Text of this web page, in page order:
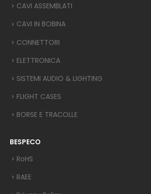
CAVI ASSEMBLATI
CAVI IN BOBINA
CONNETTORI
ELETTRONICA
SISTEMI AUDIO & LIGHTING
FLIGHT CASES
BORSE E TRACOLLE
BESPECO
RoHS
RAEE